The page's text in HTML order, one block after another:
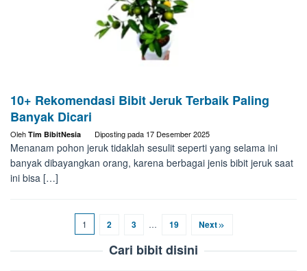
10+ Rekomendasi Bibit Jeruk Terbaik Paling
Banyak Dicari
Oleh Tim BibitNesia Diposting pada 17 Desember 2025
Menanam pohon jeruk tidaklah sesulit seperti yang selama ini
banyak dibayangkan orang, karena berbagai jenis bibit jeruk saat
ini bisa […]
1 2 3 … 19 Next
Cari bibit disini